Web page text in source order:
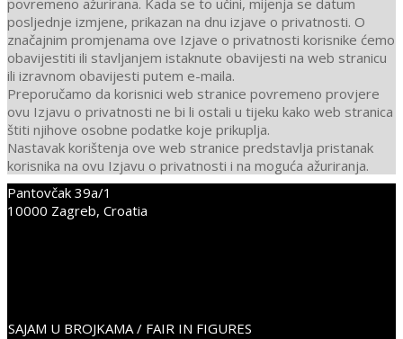
povremeno ažurirana. Kada se to učini, mijenja se datum
posljednje izmjene, prikazan na dnu izjave o privatnosti. O
značajnim promjenama ove Izjave o privatnosti korisnike ćemo
obavijestiti ili stavljanjem istaknute obavijesti na web stranicu
ili izravnom obavijesti putem e-maila.
Preporučamo da korisnici web stranice povremeno provjere
ovu Izjavu o privatnosti ne bi li ostali u tijeku kako web stranica
štiti njihove osobne podatke koje prikuplja.
Nastavak korištenja ove web stranice predstavlja pristanak
korisnika na ovu Izjavu o privatnosti i na moguća ažuriranja.
2021-
07-
Pantovčak 39a/1
10000 Zagreb, Croatia
SAJAM U BROJKAMA / FAIR IN FIGURES